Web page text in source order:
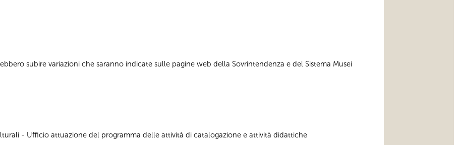
subire variazioni che saranno indicate sulle pagine web della Sovrintendenza e del Sistema Musei
- Ufficio attuazione del programma delle attività di catalogazione e attività didattiche